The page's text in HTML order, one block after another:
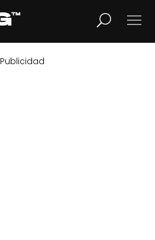
LIFESTYLE
Publicidad